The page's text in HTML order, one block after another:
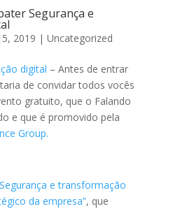
Segurança e
2019 | Uncategorized
digital – Antes de entrar
de convidar todos vocês
gratuito, que o Falando
e que é promovido pela
Group.
e transformação
da empresa”, que